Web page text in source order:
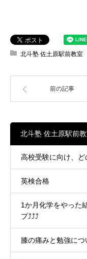
北斗塾 佐土原駅前教室
前の記事
北斗塾 佐土原駅前
高校受験に向け、ど
英検合格
1か月化学をやった
プ⤴⤴⤴
膝の痛みと勉強に